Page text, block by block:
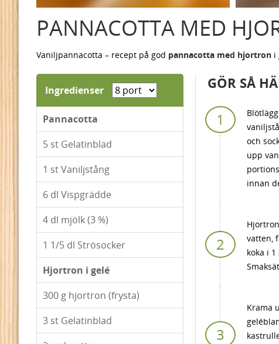
PANNACOTTA MED
Vaniljpannacotta – recept på god pannacotta med hjortron i
Ingredienser
Pannacotta
5 st Gelatinblad
1 st Vaniljstång
6 dl Vispgrädde
4 dl mjölk (3 %)
1 1/5 dl Strösocker
Hjortron i gelé
300 g hjortron (frysta)
3 st Gelatinblad
GÖR SÅ
och
upp
innan
vatten,
koka i
Krama